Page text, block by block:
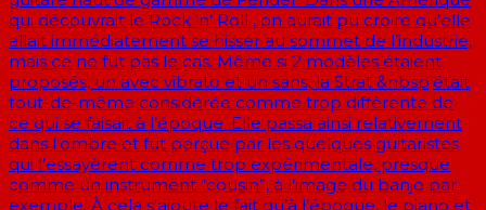
qui découvrait le Rock ‘n’ Roll , on aurait pu croire qu’elle
allait immédiatement se hisser au sommet de l’industrie,
mais ce ne fut pas le cas. Même si 2 modèles étaient
proposés, un avec vibrato et un sans, la Strat &nbsp;était
tout-de-même considérée comme trop différente de
ce qui se faisait à l’époque. Elle passa ainsi relativement
dans l’ombre et fut perçue par les quelques guitaristes
qui l’essayèrent comme trop expérimentale, presque
comme un instrument “cousin”, à l’image du banjo par
exemple. À cela s'ajoute le fait qu’à l’époque, le piano et